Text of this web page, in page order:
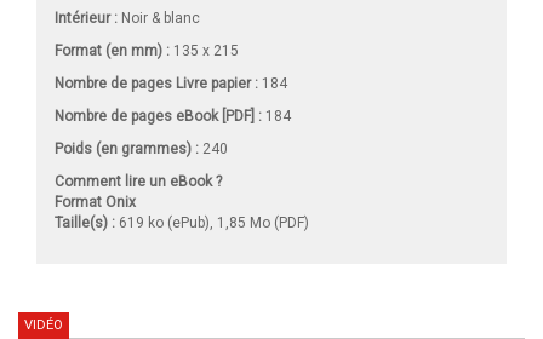
Intérieur : Noir & blanc
Format (en mm) : 135 x 215
Nombre de pages Livre papier: 184
Nombre de pages eBook [PDF] : 184
Poids (en grammes) : 240
Comment lire un eBook ?
Format Onix
Taille(s) : 619 ko (ePub), 1,85 Mo (PDF)
VIDÉO